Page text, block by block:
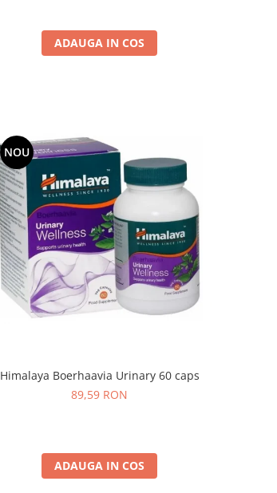
ADAUGA IN COS
NOU
Himalaya Boerhaavia Urinary 60 caps
89,59 RON
ADAUGA IN COS